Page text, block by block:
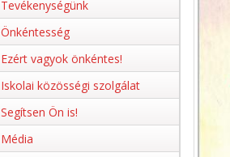
Tevékenységünk
Önkéntesség
Ezért vagyok önkéntes!
Iskolai közösségi szolgálat
Segítsen Ön is!
Média